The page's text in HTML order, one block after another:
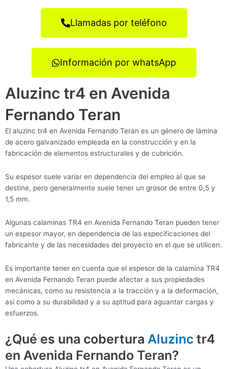
Llamadas por teléfono
Información por whatsApp
Aluzinc tr4 en Avenida
Fernando Teran
El aluzinc tr4 en Avenida Fernando Teran es un género de lámina
de acero galvanizado empleada en la construcción y en la
fabricación de elementos estructurales y de cubrición.
Su espesor suele variar en dependencia del empleo al que se
destine, pero generalmente suele tener un grosor de entre 0,5 y
1,5 mm.
Algunas calaminas TR4 en Avenida Fernando Teran pueden tener
un espesor mayor, en dependencia de las especificaciones del
fabricante y de las necesidades del proyecto en el que se utilicen.
Es importante tener en cuenta que el espesor de la calamina TR4
en Avenida Fernando Teran puede afectar a sus propiedades
mecánicas, como su resistencia a la tracción y a la deformación,
así como a su durabilidad y a su aptitud para aguantar cargas y
esfuerzos.
¿Qué es una cobertura Aluzinc tr4
en Avenida Fernando Teran?